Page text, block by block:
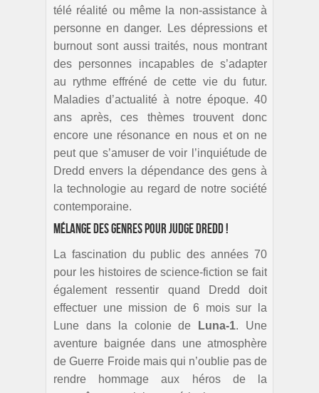
télé réalité ou même la non-assistance à
personne en danger. Les dépressions et
burnout sont aussi traités, nous montrant
des personnes incapables de s’adapter
au rythme effréné de cette vie du futur.
Maladies d’actualité à notre époque. 40
ans après, ces thèmes trouvent donc
encore une résonance en nous et on ne
peut que s’amuser de voir l’inquiétude de
Dredd envers la dépendance des gens à
la technologie au regard de notre société
contemporaine.
Mélange des genres pour Judge Dredd !
La fascination du public des années 70
pour les histoires de science-fiction se fait
également ressentir quand Dredd doit
effectuer une mission de 6 mois sur la
Lune dans la colonie de
Luna-1. Une
aventure baignée dans une atmosphère
de Guerre Froide mais qui n’oublie pas de
rendre hommage aux héros de la